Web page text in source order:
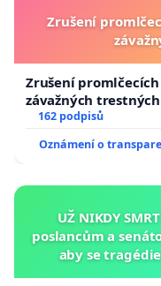
Zrušení
Zrušení
závažných
162 podpisů
Oznámení o
UŽ NIKDY
poslancům a
aby se